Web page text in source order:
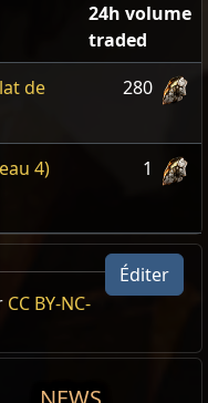
24h volume
traded
de
280
4)
1
Éditer
CC BY-NC-